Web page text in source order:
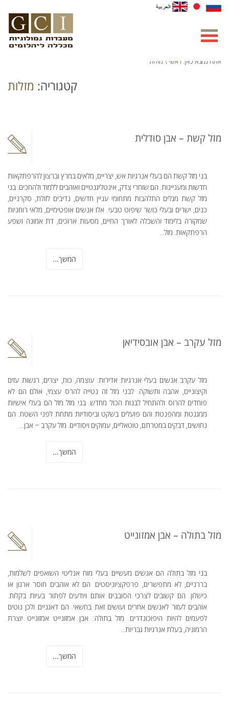
קטגוריה: מזלות
אתה נמצא כאן: ראשי \ מזלות
מזל קשת – אבן סודלית
בני מזל קשת הם בעלי אנרגיות אש, יצריים, מלאים במרץ וברצון להרפתקאות
חדשות ומעניינות. הם שוחרי צדק, אינטליגנטיים ואוהבים ללמוד ולהחכים. בני
מזל קשת מגלים התלהבות מתחומי עניין חדשים, נדיבים לזולת, סקרניים,
כנים, ישרים ובעלי כושר שיפוט טבעי. אלו אנשים אופטימיים, מלאי רוחניות
שמקורה בלימוד והשכלה לאורך החיים, מסעות ארוכים, דת אמונה ושפע
הרפתקאות. מזל...
המשך...
מזל עקרב – אבן אובסידיאן
מזל עקרב אנשים בעלי אנרגיות אדירות: עוצמה, כוח, יצרים, רגשות עזים
וקיצוניים, אהבה ותשוקה. לבני מזל זה נטייה להרס עצמי, אולם הם לא
פוחדים להרוס ולהתחיל לבנות הכול מחדש. בני מזל מזל הם בעלי אישיות
ממגנטת ומהפנטת והם פועלים בשקט וביסודיות מתחת לפני השטח. הם
נחושים, דבקים במטרתם, טוטאליים, עמוקים ויסודיים. מזל עקרב – אבן...
המשך...
מזל בתולה – אבן אמזונייט
בני מזל בתולה הם אנשים מעשיים בעלי מוח אנליטי השואפים לשלמות,
בררניים, לא מתפשרים, פרפקציוניסטים. הם לא אוהבים חוסר ארגון או
כישלון. הם קשובים לצרכי הסובבים אותם ויודעים לפתור בעיות בקלות.
אוהבים לעזור לאנשים אחרים ועושים זאת בחשאי. הם דאגניים ולכן נוטים
לפעמים להיות היפוכונדרים. מזל בתולה: אבן אמזונייט אמזונייט יוצרת
הרמוניה, בעלת אנרגיות גבריות...
המשך...